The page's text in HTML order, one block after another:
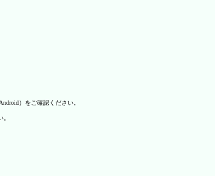
）をご確認ください。